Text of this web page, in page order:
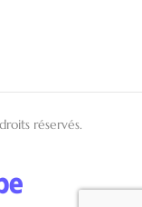
réservés.